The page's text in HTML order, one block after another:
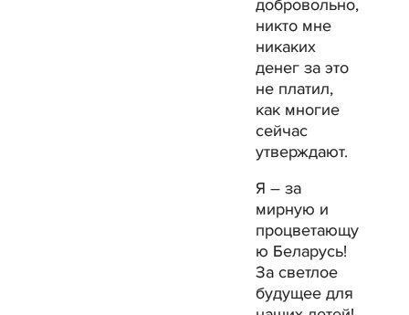
добровольно,
никто мне
никаких
денег за это
не платил,
как многие
сейчас
утверждают.
Я – за
мирную и
процветающу
ю Беларусь!
За светлое
будущее для